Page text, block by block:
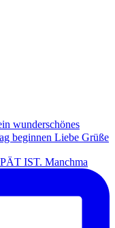
IST. Manchma